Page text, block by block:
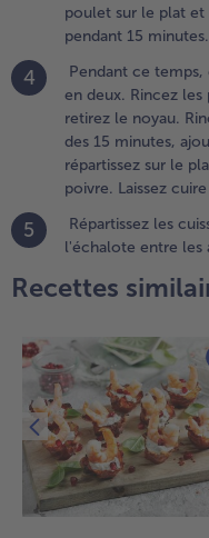
au
du
15
ce
coupez-
en deux.
les
les
quartiers
retirez le
poulet sur le plat et
pendant 15 minutes.
4
Pendant ce
en deux. Rincez
retirez le noyau.
des 15 minutes,
répartissez sur le
poivre. Laissez
5
Répartissez les
l'échalote entre les
Recettes